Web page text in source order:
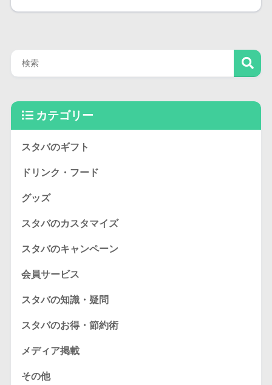
カテゴリー
スタバのギフト
ドリンク・フード
グッズ
スタバのカスタマイズ
スタバのキャンペーン
会員サービス
スタバの知識・疑問
スタバのお得・節約術
メディア掲載
その他